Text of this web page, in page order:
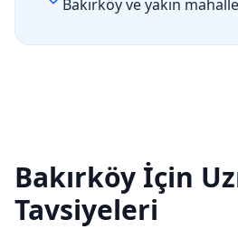
Bakırköyve yakın
Bakırköy İçin
Tavsiyeleri